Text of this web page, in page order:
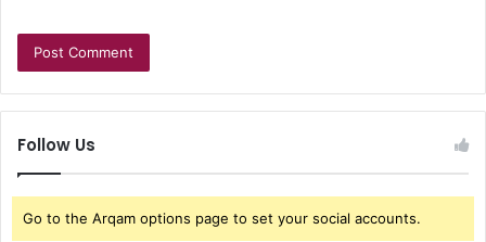
Follow Us
Go to the Arqam options page to set your social accounts.